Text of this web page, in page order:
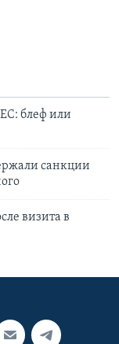
блеф или
санкции
визита в